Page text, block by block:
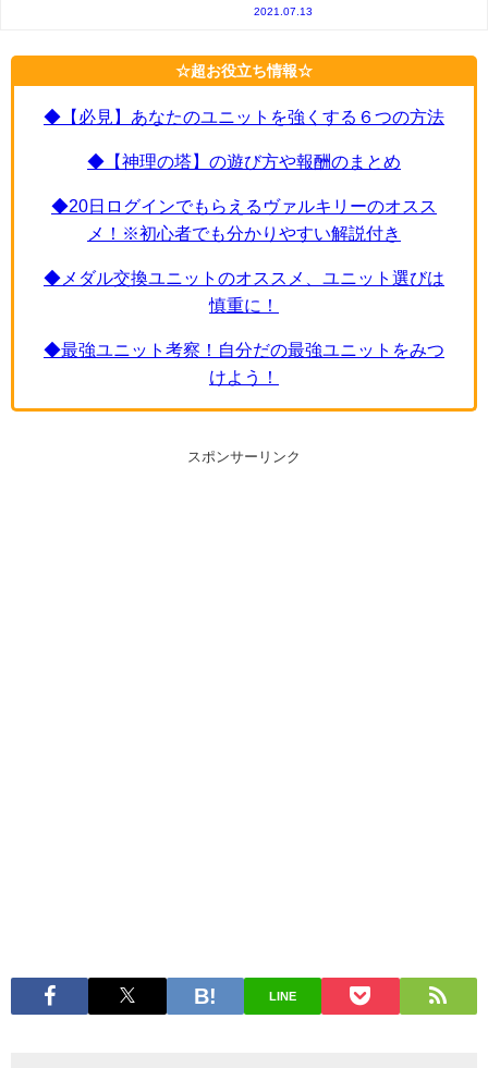
2021.07.13
☆超お役立ち情報☆
◆【必見】あなたのユニットを強くする６つの方法
◆【神理の塔】の遊び方や報酬のまとめ
◆20日ログインでもらえるヴァルキリーのオスス
メ！※初心者でも分かりやすい解説付き
◆メダル交換ユニットのオススメ、ユニット選びは
慎重に！
◆最強ユニット考察！自分だの最強ユニットをみつ
けよう！
スポンサーリンク
LINE